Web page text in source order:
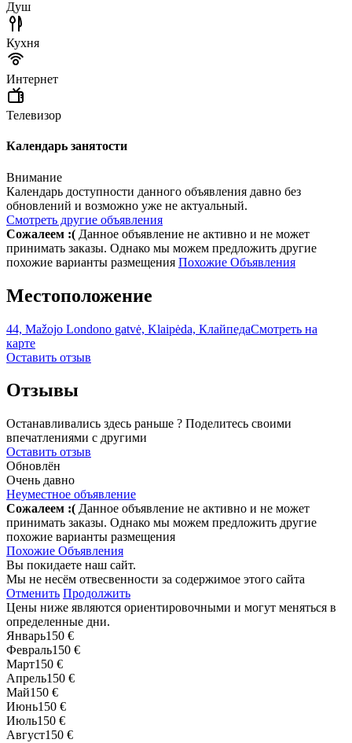
Душ
Кухня
Интернет
Телевизор
Календарь занятости
Внимание
Календарь доступности данного объявления давно без
обновлений и возможно уже не актуальный.
Смотреть другие объявления
Сожалеем :( Данное объявление не активно и не может
принимать заказы. Однако мы можем предложить другие
похожие варианты размещения Похожие Объявления
Местоположение
44, Mažojo Londono gatvė, Klaipėda, КлайпедаСмотреть на
карте
Оставить отзыв
Отзывы
Останавливались здесь раньше ? Поделитесь своими
впечатлениями с другими
Оставить отзыв
Обновлён
Очень давно
Неуместное объявление
Сожалеем :( Данное объявление не активно и не может
принимать заказы. Однако мы можем предложить другие
похожие варианты размещения
Похожие Объявления
Вы покидаете наш сайт.
Мы не несём отвесвенности за содержимое этого сайта
Отменить Продолжить
Цены ниже являются ориентировочными и могут меняться в
определенные дни.
Январь150 €
Февраль150 €
Март150 €
Апрель150 €
Май150 €
Июнь150 €
Июль150 €
Август150 €